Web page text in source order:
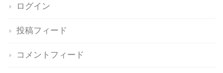
ログイン
投稿フィード
コメントフィード